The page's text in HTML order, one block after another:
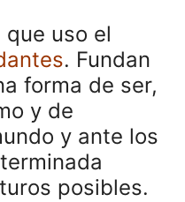
uso el
. Fundan
forma de ser,
y de
y ante los
posibles.